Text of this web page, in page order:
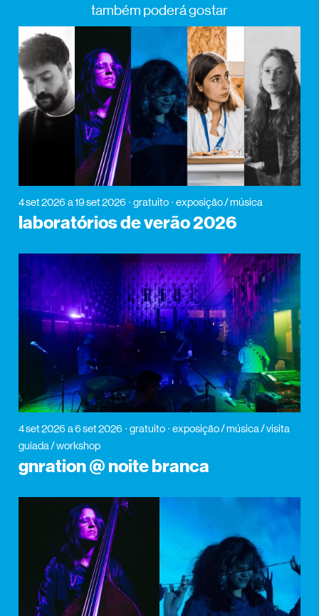
também poderá gostar
4 set 2026 a 19 set 2026 gratuito exposição / música
laboratórios de verão 2026
4 set 2026 a 6 set 2026 gratuito
exposição / música / visita
guiada / workshop
gnration @ noite branca